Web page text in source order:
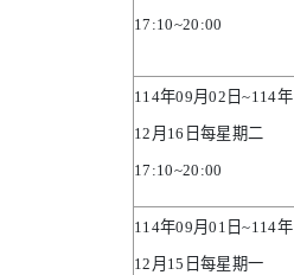
17:10~20:00
114年09月02 日~114年
12 月 16 日每星期二
17:10~20:00
114年09月01 日~114年
12 月 15 日每星期一